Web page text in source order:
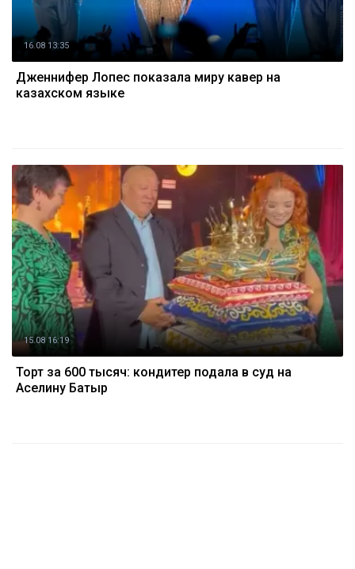
16.08 13:35
Дженнифер Лопес показала миру кавер на
казахском языке
15.08 16:19
Торт за 600 тысяч: кондитер подала в суд на
Аселину Батыр